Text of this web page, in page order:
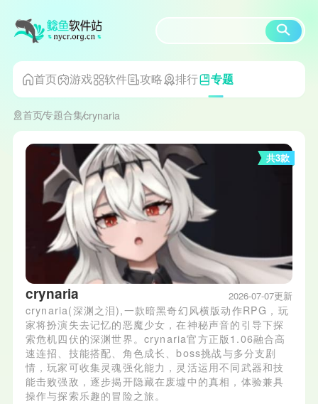
首页 游戏 软件 攻略 排行 专题
首页专题合集crynaria
共3款
crynaria 2026-07-07更新
crynaria(深渊之泪),一款暗黑奇幻风横版动作RPG，玩
家将扮演失去记忆的恶魔少女，在神秘声音的引导下探
索危机四伏的深渊世界。crynaria官方正版1.06融合高
速连招、技能搭配、角色成长、boss挑战与多分支剧
情，玩家可收集灵魂强化能力，灵活运用不同武器和技
能击败强敌，逐步揭开隐藏在废墟中的真相，体验兼具
操作与探索乐趣的冒险之旅。